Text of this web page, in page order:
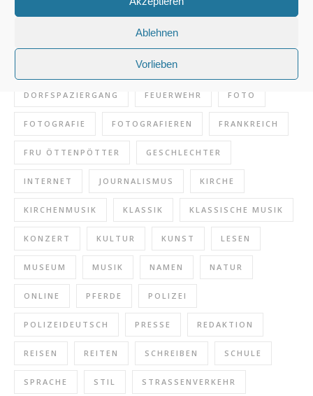
Ablehnen
Vorlieben
SCHLAGWÖRTER
ARCHITEKTUR
BUCHSOUVENIR
DORFSPAZIERGANG FEUERWEHR FOTO
FOTOGRAFIE FOTOGRAFIEREN FRANKREICH
FRU ÖTTENPÖTTER GESCHLECHTER
INTERNET JOURNALISMUS KIRCHE
KIRCHENMUSIK KLASSIK KLASSISCHE MUSIK
KONZERT KULTUR KUNST LESEN
MUSEUM MUSIK NAMEN NATUR
ONLINE PFERDE POLIZEI
POLIZEIDEUTSCH PRESSE REDAKTION
REISEN REITEN SCHREIBEN SCHULE
SPRACHE STIL STRASSENVERKEHR